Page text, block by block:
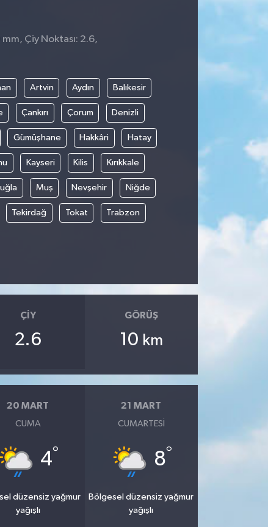
mm, Çiy Noktası: 2.6,
Artvin Aydın Balıkesir
Çankırı Çorum Denizli
Gümüşhane Hakkâri Hatay
Kayseri Kilis Kırıkkale
Muş Nevşehir Niğde
Tekirdağ Tokat Trabzon
ÇIY
2.6
GÖRÜŞ
10 km
20 MART
CUMA
4°
düzensiz yağmur
yağışlı
21 MART
CUMARTESI
8°
Bölgesel düzensiz yağmur
yağışlı